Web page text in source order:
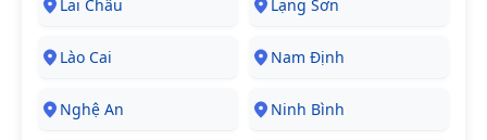
Lai Châu Lạng Sơn
Lào Cai Nam Định
Nghệ An Ninh Bình